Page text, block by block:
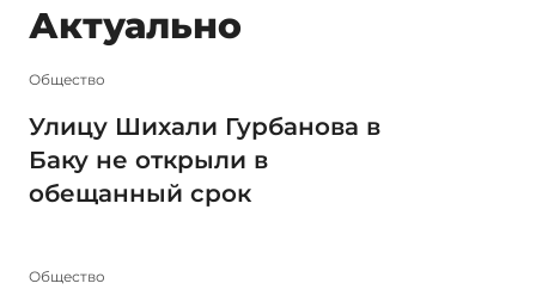
Актуально
Общество
Улицу Шихали Гурбанова в
Баку не открыли в
обещанный срок
Общество